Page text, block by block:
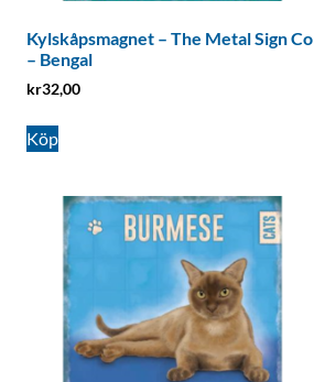
Kylskåpsmagnet – The Metal Sign Co
– Bengal
kr32,00
Köp